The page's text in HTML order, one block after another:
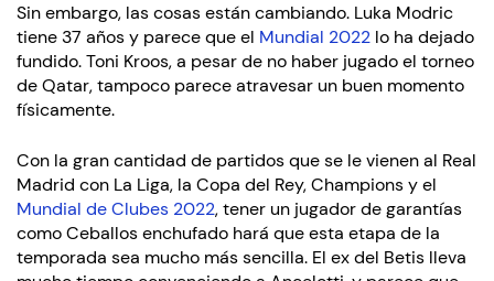
Sin embargo, las cosas están cambiando. Luka Modric
tiene 37 años y parece que el Mundial 2022 lo ha dejado
fundido. Toni Kroos, a pesar de no haber jugado el torneo
de Qatar, tampoco parece atravesar un buen momento
físicamente.
Con la gran cantidad de partidos que se le vienen al Real
Madrid con La Liga, la Copa del Rey, Champions y el
Mundial de Clubes 2022, tener un jugador de garantías
como Ceballos enchufado hará que esta etapa de la
temporada sea mucho más sencilla. El ex del Betis lleva